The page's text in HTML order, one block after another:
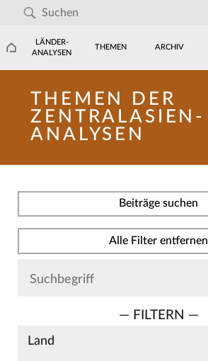
LÄNDER-
ANALYSEN
THEMEN ARCHIV
THEMEN DER
ZENTRALASIEN-
ANALYSEN
Beiträge suchen
Alle Filter entfernen
— FILTERN —
Land